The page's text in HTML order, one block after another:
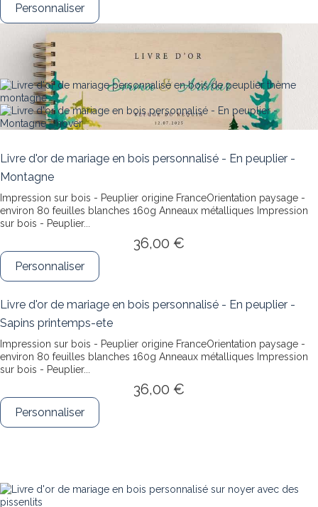
Personnaliser
Livre d'or de mariage en bois personnalisé - En peuplier -
Sapins printemps-ete
Impression sur bois - Peuplier origine FranceOrientation paysage -
environ 80 feuilles blanches 160g Anneaux métalliques Impression
sur bois - Peuplier...
36,00 €
Personnaliser
Livre d'or de mariage en bois personnalisé - En peuplier -
Montagne
Impression sur bois - Peuplier origine FranceOrientation paysage -
environ 80 feuilles blanches 160g Anneaux métalliques Impression
sur bois - Peuplier...
36,00 €
Personnaliser